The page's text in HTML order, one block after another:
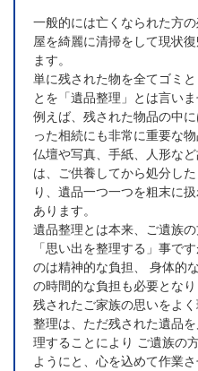
一般的には亡くなられた方
屋を綺麗に清掃をして現状
ます。
単に残された物を全てゴミ
とを「遺品整理」とは言いま
例えば、残された物品の中
った相続にも非常に重要な物
仏壇や写真、手紙、人形な
は、ご供養してから処分し
り、遺品一つ一つを粗末に
あります。
遺品整理とは本来、ご遺族の
「思い出を整理する」事で
のは精神的な負担、 身体的
の時間的な負担も必要となり
残されたご家族の思いをよ
整理は、ただ残された遺品
理することにより ご遺族の
ようにと、心を込めて作業さ